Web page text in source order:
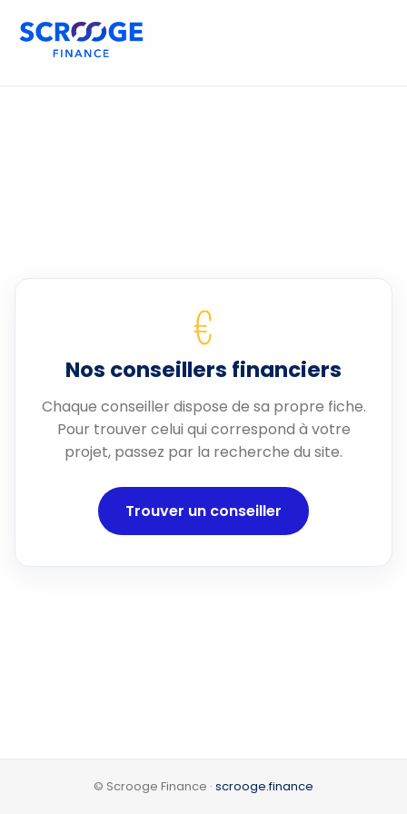
€
Nos conseillers financiers
Chaque conseiller dispose de sa propre fiche.
Pour trouver celui qui correspond à votre
projet, passez par la recherche du site.
Trouver un conseiller
© Scrooge Finance · scrooge.finance